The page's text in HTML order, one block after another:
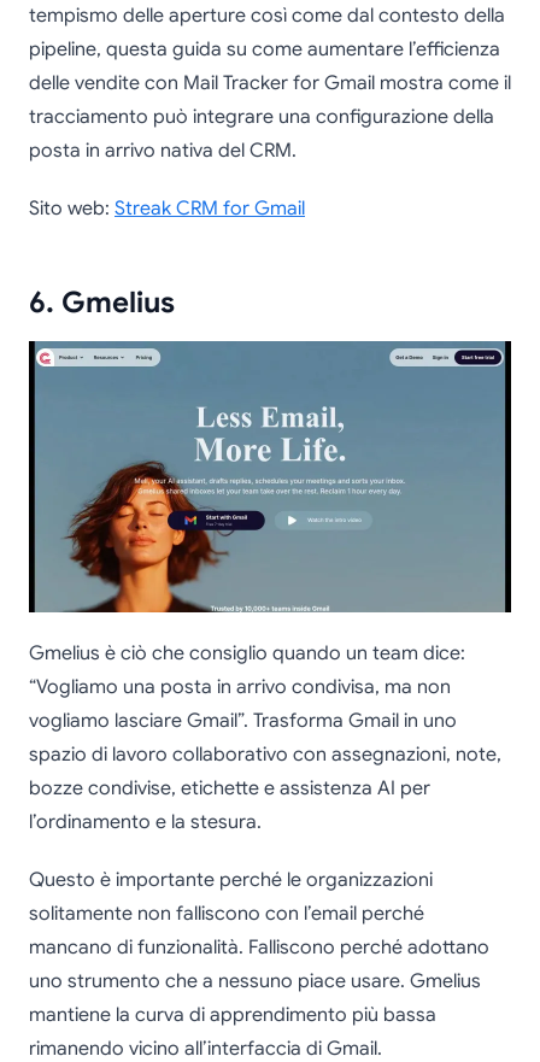
tempismo delle aperture così come dal contesto della
pipeline, questa guida su come aumentare l’efficienza
delle vendite con Mail Tracker for Gmail mostra come il
tracciamento può integrare una configurazione della
posta in arrivo nativa del CRM.
Sito web: Streak CRM for Gmail
6. Gmelius
Gmelius è ciò che consiglio quando un team dice:
“Vogliamo una posta in arrivo condivisa, ma non
vogliamo lasciare Gmail”. Trasforma Gmail in uno
spazio di lavoro collaborativo con assegnazioni, note,
bozze condivise, etichette e assistenza AI per
l’ordinamento e la stesura.
Questo è importante perché le organizzazioni
solitamente non falliscono con l’email perché
mancano di funzionalità. Falliscono perché adottano
uno strumento che a nessuno piace usare. Gmelius
mantiene la curva di apprendimento più bassa
rimanendo vicino all’interfaccia di Gmail.